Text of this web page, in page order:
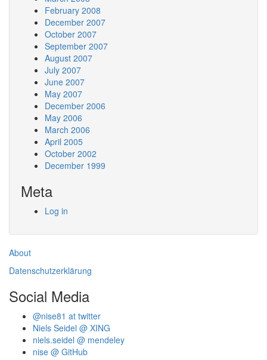
February 2008
December 2007
October 2007
September 2007
August 2007
July 2007
June 2007
May 2007
December 2006
May 2006
March 2006
April 2005
October 2002
December 1999
Meta
Log in
About
Datenschutzerklärung
Social Media
@nise81 at twitter
Niels Seidel @ XING
niels.seidel @ mendeley
nise @ GitHub